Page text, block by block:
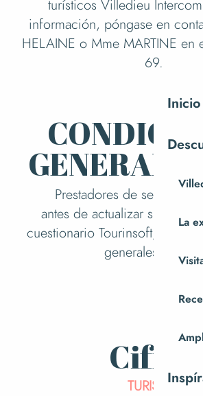
Inicio
La
turísticos Villedieu
información, póngase en
HELAINE o Mme MARTINE
69.
Tasa turística
GENERALES
Prestadores de servicios
antes de actualizar sus datos
cuestionario Tourinsoft, lea
generales de uso.
CONDICIONES
Cifras
TURISMO